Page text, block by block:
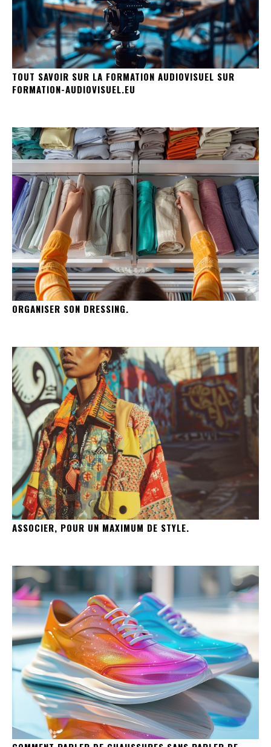
TOUT SAVOIR SUR LA FORMATION AUDIOVISUEL SUR
FORMATION-AUDIOVISUEL.EU
ORGANISER SON DRESSING.
ASSOCIER, POUR UN MAXIMUM DE STYLE.